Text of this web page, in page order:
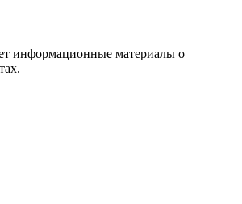
информационные материалы о